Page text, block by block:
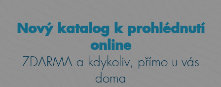
Nový katalog k prohlédnutí
online
ZDARMA a kdykoliv, přímo u vás
doma